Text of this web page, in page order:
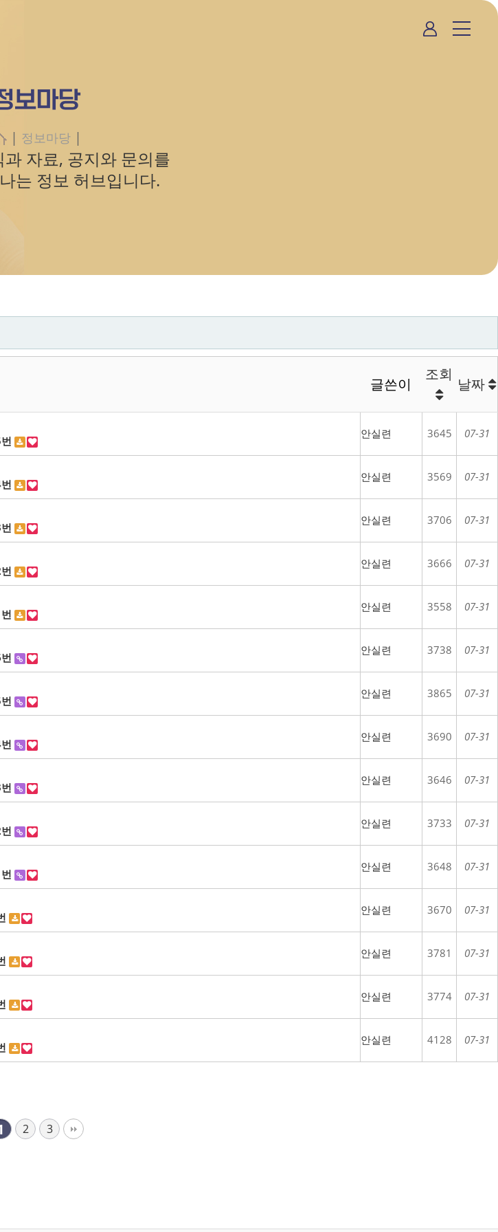
보마당
| 정보마당|
자료, 공지와 문의를
는 정보 허브입니다.
글쓴이
조회
날짜
안실련 3645 07-31
안실련 3569 07-31
안실련 3706 07-31
안실련 3666 07-31
안실련 3558 07-31
안실련 3738 07-31
안실련 3865 07-31
안실련 3690 07-31
안실련 3646 07-31
안실련 3733 07-31
안실련 3648 07-31
안실련 3670 07-31
안실련 3781 07-31
안실련 3774 07-31
안실련 4128 07-31
2 3